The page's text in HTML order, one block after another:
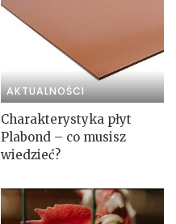
AKTUALNOŚCI
Charakterystyka płyt
Plabond – co musisz
wiedzieć?